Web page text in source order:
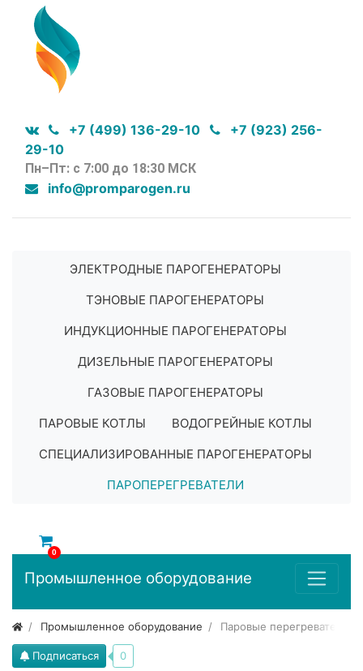
+7 (499) 136-29-10
+7 (923) 256-
29-10
Пн–Пт: с 7:00 до 18:30 МСК
info@promparogen.ru
ЭЛЕКТРОДНЫЕ ПАРОГЕНЕРАТОРЫ
ТЭНОВЫЕ ПАРОГЕНЕРАТОРЫ
ИНДУКЦИОННЫЕ ПАРОГЕНЕРАТОРЫ
ДИЗЕЛЬНЫЕ ПАРОГЕНЕРАТОРЫ
ГАЗОВЫЕ ПАРОГЕНЕРАТОРЫ
ПАРОВЫЕ КОТЛЫ
ВОДОГРЕЙНЫЕ КОТЛЫ
СПЕЦИАЛИЗИРОВАННЫЕ ПАРОГЕНЕРАТОРЫ
ПАРОПЕРЕГРЕВАТЕЛИ
0
Промышленное оборудование
Промышленное оборудование Паровые перегреватели
Подписаться 0